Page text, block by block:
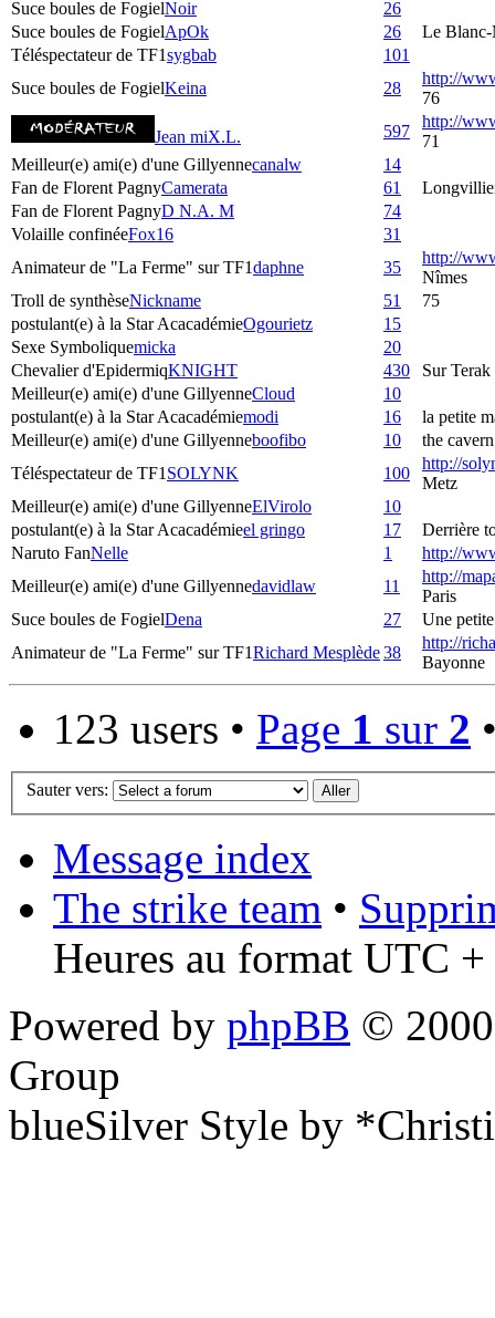
Suce boules de FogielNoir
26
Suce boules de FogielApOk 26
Le Blanc-
Téléspectateur de TF1sygbab
101
Suce boules de FogielKeina 28
http://
76
Jean miX.L. 597
http://
71
Meilleur(e) ami(e) d'une Gillyennecanalw
14
Fan de Florent PagnyCamerata 61
Fan de Florent PagnyD N.A. M
74
Volaille confinéeFox16
31
Animateur de "La Ferme" sur TF1daphne 35
http://
Nîmes
Troll de synthèseNickname 51
75
postulant(e) à la Star AcacadémieOgourietz
15
Sexe Symboliquemicka
20
Chevalier d'EpidermiqKNIGHT 430
Sur
Meilleur(e) ami(e) d'une GillyenneCloud
10
postulant(e) à la Star Acacadémiemodi 16
la petite
Meilleur(e) ami(e) d'une Gillyenneboofibo 10
the cavern
Téléspectateur de TF1 SOLYNK 100
http://
Metz
Meilleur(e) ami(e) d'une GillyenneElVirolo
10
postulant(e) à la Star Acacadémieel gringo 17
Derrière
Naruto FanNelle 1
http://
Meilleur(e) ami(e) d'une Gillyennedavidlaw 11
http://
Paris
Suce boules de FogielDena 27
Une
Animateur de "La Ferme" sur TF1Richard Mesplède38
http://
Bayonne
123 users • Page 1 sur 2
Sauter vers:
Message index
The strike team •
Heures au format UTC
Powered by phpBB ©
Group
blueSilver Style by